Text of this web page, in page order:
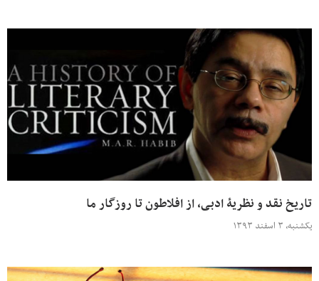
تاریخ نقد و نظریۀ ‌ادبی، از افلاطون تا روزگار ما
یکشنبه، ۳ اسفند ۱۳۹۳